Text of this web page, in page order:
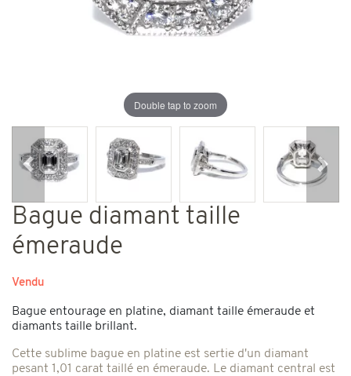
Double tap to zoom
Précédent
Bague diamant taille
émeraude
Vendu
Bague entourage en platine, diamant taille émeraude et
diamants taille brillant.
Cette sublime bague en platine est sertie d'un diamant
pesant 1,01 carat taillé en émeraude. Le diamant central est